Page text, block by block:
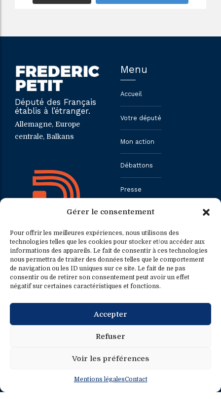
Gérer le consentement
Pour offrir les meilleures expériences, nous utilisons des
technologies telles que les cookies pour stocker et/ou accéder aux
informations des appareils. Le fait de consentir à ces technologies
nous permettra de traiter des données telles que le comportement
de navigation ou les ID uniques sur ce site. Le fait de ne pas
consentir ou de retirer son consentement peut avoir un effet
négatif sur certaines caractéristiques et fonctions.
Accepter
Refuser
Voir les préférences
Mentions légalesContact
Député des Français
établis à l’étranger.
Allemagne, Europe
centrale, Balkans
Menu
Accueil
Votre député
Mon action
Débattons
Presse
Contact
Contact
0033.1.40.63.75.31
Contact presse
presse@fredericpetit.eu